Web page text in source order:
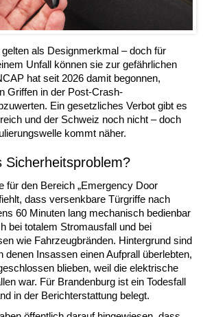
als Designmerkmal – doch für
Unfall können sie zur gefährlichen
hat seit 2026 damit begonnen,
Griffen in der Post-Crash-
Ein gesetzliches Verbot gibt es
und der Schweiz noch nicht – doch
kommt näher.
Sicherheitsproblem?
für den Bereich „Emergency Door
dass versenkbare Türgriffe nach
60 Minuten lang mechanisch bedienbar
bei totalem Stromausfall und bei
wie Fahrzeugbränden. Hintergrund sind
denen Insassen einen Aufprall überlebten,
blieben, weil die elektrische
war. Für Brandenburg ist ein Todesfall
in der Berichterstattung belegt.